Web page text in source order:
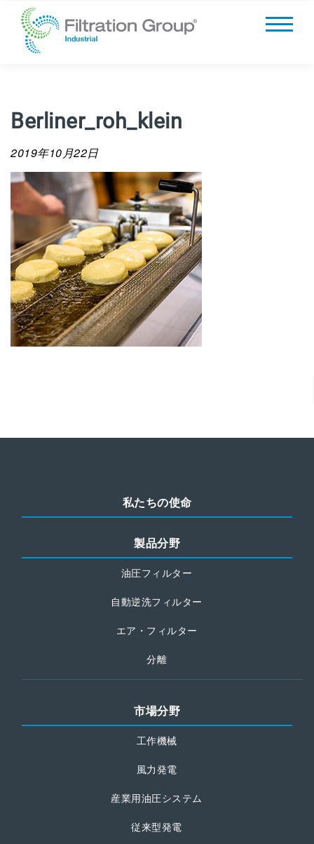
Berliner_roh_klein
2019年10月22日
私たちの使命
製品分野
油圧フィルター
自動逆洗フィルター
エア・フィルター
分離
市場分野
工作機械
風力発電
産業用油圧システム
従来型発電